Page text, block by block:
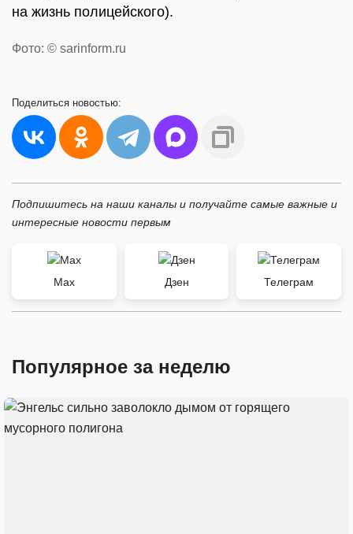
на жизнь полицейского).
Фото: © sarinform.ru
Поделиться новостью:
Подпишитесь на наши каналы и получайте самые важные и
интересные новости первым
Max Дзен Телеграм
Популярное за неделю